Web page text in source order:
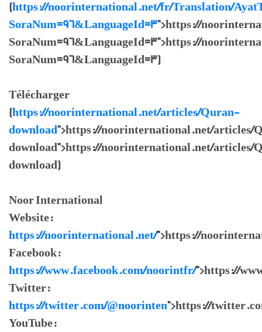
(https://noorinternational.net/fr/Translation/
SoraNum=96&LanguageId=3">https://
SoraNum=96&LanguageId=3">https://
SoraNum=96&LanguageId=3)
Télécharger
(https://noorinternational.net/articles/Quran-
download">https://noorinternational.net/articles/
download">https://noorinternational.net/articles/
download)
Noor International
Website:
https://noorinternational.net/">https://
Facebook:
https://www.facebook.com/noorintfr/">https://
Twitter:
https://twitter.com/@noorinten">https://
YouTube: